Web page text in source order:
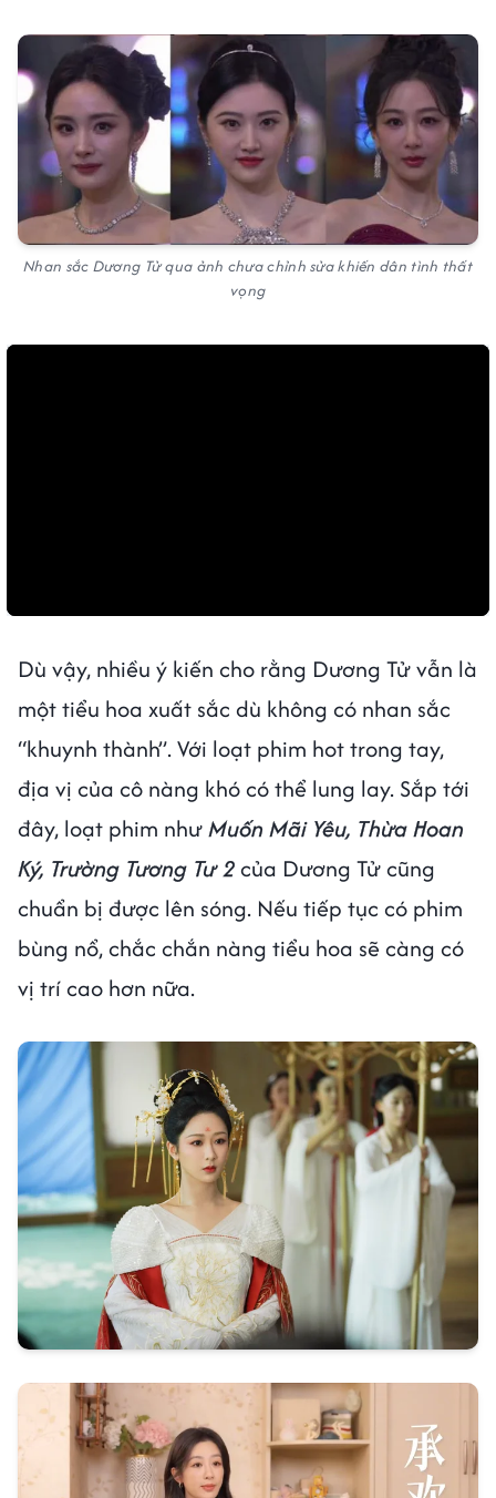
Nhan sắc Dương Tử qua ảnh chưa chỉnh sửa khiến dân tình thất
vọng
Dù vậy, nhiều ý kiến cho rằng Dương Tử vẫn là
một tiểu hoa xuất sắc dù không có nhan sắc
“khuynh thành”. Với loạt phim hot trong tay,
địa vị của cô nàng khó có thể lung lay. Sắp tới
đây, loạt phim nhưMuốn Mãi Yêu, Thừa Hoan
Ký, Trường Tương Tư 2của Dương Tử cũng
chuẩn bị được lên sóng. Nếu tiếp tục có phim
bùng nổ, chắc chắn nàng tiểu hoa sẽ càng có
vị trí cao hơn nữa.